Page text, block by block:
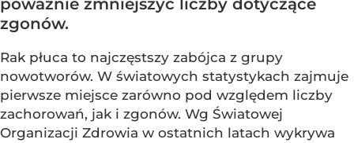
poważnie zmniejszyć liczby dotyczące
zgonów.
Rak płuca to najczęstszy zabójca z grupy
nowotworów. W światowych statystykach zajmuje
pierwsze miejsce zarówno pod względem liczby
zachorowań, jak i zgonów. Wg Światowej
Organizacji Zdrowia w ostatnich latach wykrywa